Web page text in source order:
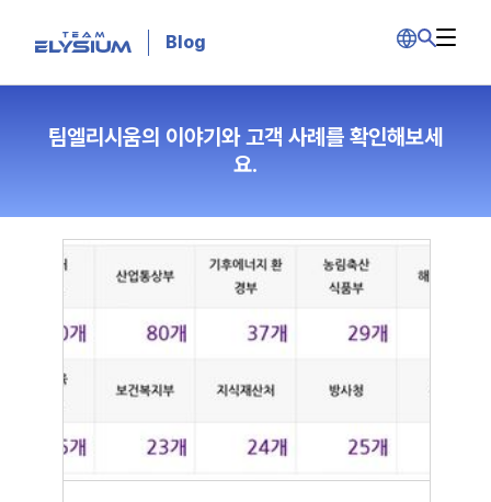
Blog
팀엘리시움의 이야기와 고객 사례를 확인해보세
요.